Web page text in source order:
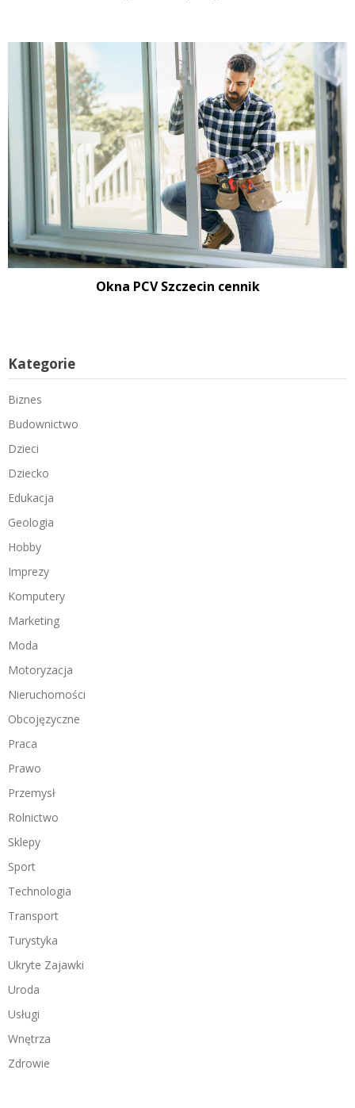
Okna PCV Szczecin cennik
Kategorie
Biznes
Budownictwo
Dzieci
Dziecko
Edukacja
Geologia
Hobby
Imprezy
Komputery
Marketing
Moda
Motoryzacja
Nieruchomości
Obcojęzyczne
Praca
Prawo
Przemysł
Rolnictwo
Sklepy
Sport
Technologia
Transport
Turystyka
Ukryte Zajawki
Uroda
Usługi
Wnętrza
Zdrowie